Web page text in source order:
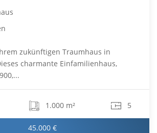
zukünftigen Traumhaus in
charmante Einfamilienhaus,
1.000 m² 5
45.000 €